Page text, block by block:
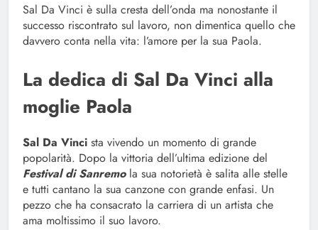
Sal Da Vinci è sulla cresta dell’onda ma nonostante il
successo riscontrato sul lavoro, non dimentica quello che
davvero conta nella vita: l’amore per la sua Paola.
La dedica di Sal Da Vinci alla
moglie Paola
Sal Da Vinci sta vivendo un momento di grande
popolarità. Dopo la vittoria dell’ultima edizione del
Festival di Sanremola sua notorietà è salita alle stelle
e tutti cantano la sua canzone con grande enfasi. Un
pezzo che ha consacrato la carriera di un artista che
ama moltissimo il suo lavoro.